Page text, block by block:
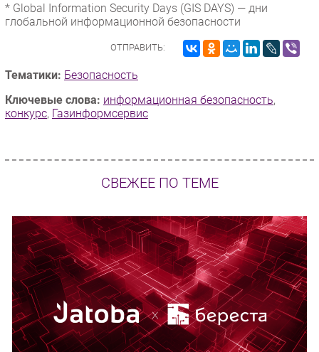
* Global Information Security Days (GIS DAYS) — дни
глобальной информационной безопасности
ОТПРАВИТЬ:
Тематики: Безопасность
Ключевые слова: информационная безопасность,
конкурс, Газинформсервис
СВЕЖЕЕ ПО ТЕМЕ